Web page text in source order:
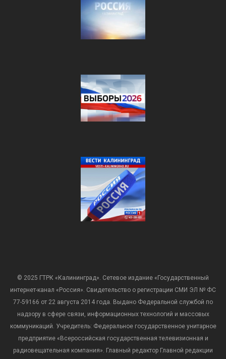
© 2025 ГТРК «Калининград». Сетевое издание «Государственный
интернет-канал «Россия». Свидетельство о регистрации СМИ ЭЛ № ФС
77-59166 от 22 августа 2014 года. Выдано Федеральной службой по
надзору в сфере связи, информационных технологий и массовых
коммуникаций. Учредитель: Федеральное государственное унитарное
предприятие «Всероссийская государственная телевизионная и
радиовещательная компания». Главный редактор Главной редакции